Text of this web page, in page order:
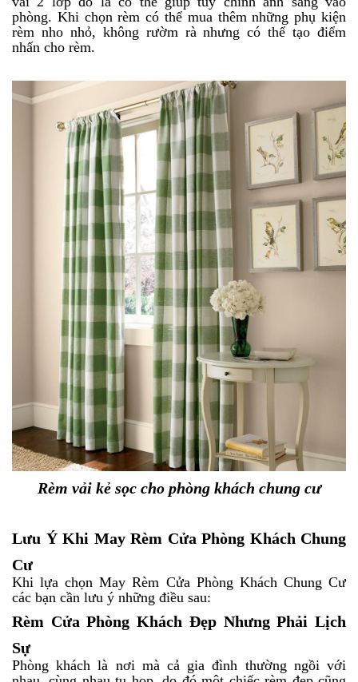
phòng. Khi chọn rèm có thể mua thêm những phụ kiện
rèm nho nhỏ, không rườm rà nhưng có thể tạo điểm
nhấn cho rèm.
Rèm vải kẻ sọc cho phòng khách chung cư
Lưu Ý Khi May Rèm Cửa Phòng Khách Chung
Cư
Khi lựa chọn May Rèm Cửa Phòng Khách Chung Cư
các bạn cần lưu ý những điều sau:
Rèm Cửa Phòng Khách Đẹp Nhưng Phải Lịch
Sự
Phòng khách là nơi mà cả gia đình thường ngồi với